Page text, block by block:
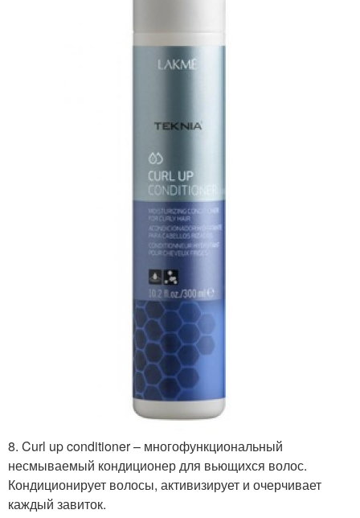
8. Curl up conditioner – многофункциональный
несмываемый кондиционер для вьющихся волос.
Кондиционирует волосы, активизирует и очерчивает
каждый завиток.